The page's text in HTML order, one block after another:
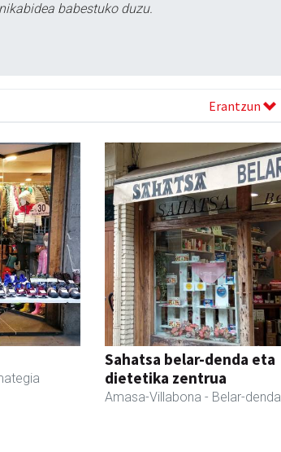
babestuko duzu.
Erantzun
Sahatsa belar-denda eta
dietetika zentrua
Amasa-Villabona - Belar-denda